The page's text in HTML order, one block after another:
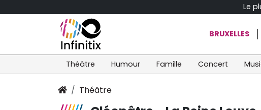
Le
BRUXELLES
Théâtre Humour Famille Concert
Théâtre